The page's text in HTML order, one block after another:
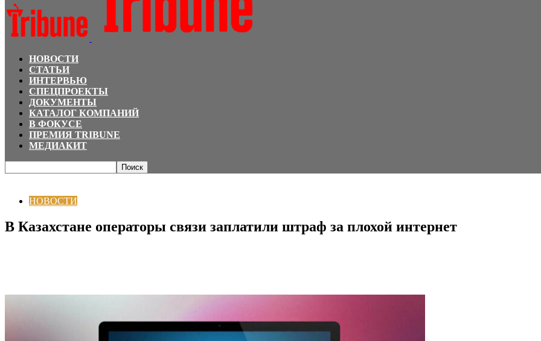
НОВОСТИ
СТАТЬИ
ИНТЕРВЬЮ
СПЕЦПРОЕКТЫ
ДОКУМЕНТЫ
КАТАЛОГ КОМПАНИЙ
В ФОКУСЕ
ПРЕМИЯ TRIBUNE
МЕДИАКИТ
НОВОСТИ
В Казахстане операторы связи заплатили штраф за плохой интернет